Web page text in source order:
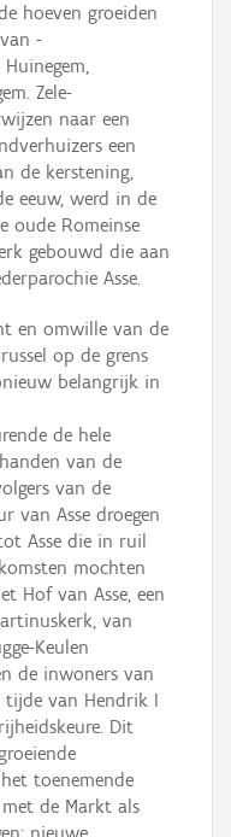
hoeven groeiden
-
Zele-
naar een
een
de kerstening,
eeuw, werd in de
oude Romeinse
gebouwd die aan
Asse.
en omwille van de
op de grens
belangrijk in
de hele
van de
van de
van Asse droegen
Asse die in ruil
mochten
Hof van Asse, een
van
Keulen
de inwoners van
tijde van Hendrik I
Dit
toenemende
de Markt als